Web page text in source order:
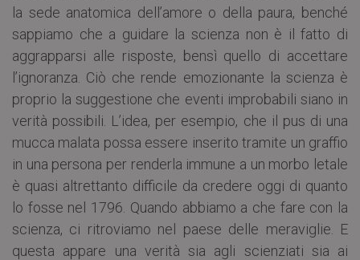
la sede anatomica dell’amore o della paura, benché
sappiamo che a guidare la scienza non è il fatto di
aggrapparsi alle risposte, bensì quello di accettare
l’ignoranza. Ciò che rende emozionante la scienza è
proprio la suggestione che eventi improbabili siano in
verità possibili. L’idea, per esempio, che il pus di una
mucca malata possa essere inserito tramite un graffio
in una persona per renderla immune a un morbo letale
è quasi altrettanto difficile da credere oggi di quanto
lo fosse nel 1796. Quando abbiamo a che fare con la
scienza, ci ritroviamo nel paese delle meraviglie. E
questa appare una verità sia agli scienziati sia ai